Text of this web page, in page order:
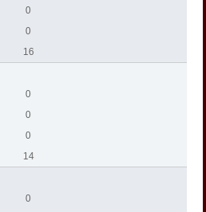
0
0
16
0
0
0
14
0